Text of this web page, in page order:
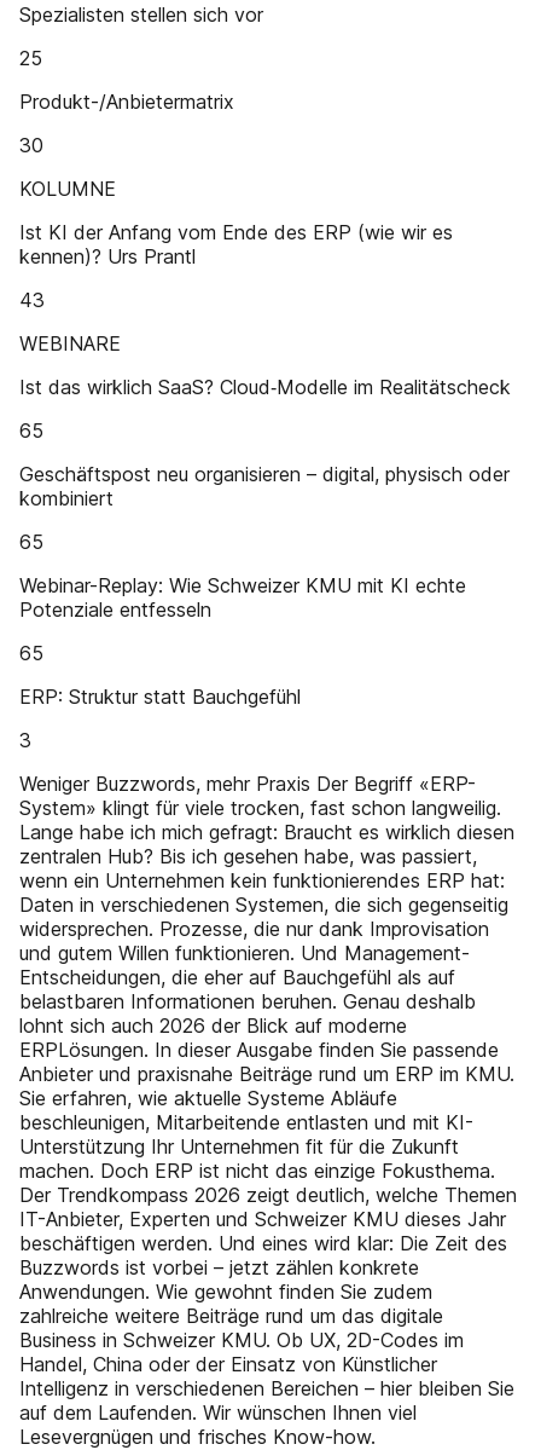
Spezialisten stellen sich vor
25
Produkt-/Anbietermatrix
30
KOLUMNE
Ist KI der Anfang vom Ende des ERP (wie wir es
kennen)? Urs Prantl
43
WEBINARE
Ist das wirklich SaaS? Cloud‑Modelle im Realitätscheck
65
Geschäftspost neu organisieren – digital, physisch oder
kombiniert
65
Webinar-Replay: Wie Schweizer KMU mit KI echte
Potenziale entfesseln
65
ERP: Struktur statt Bauchgefühl
3
Weniger Buzzwords, mehr Praxis Der Begriff «ERP-
System» klingt für viele trocken, fast schon langweilig.
Lange habe ich mich gefragt: Braucht es wirklich diesen
zentralen Hub? Bis ich gesehen habe, was passiert,
wenn ein Unternehmen kein funktionierendes ERP hat:
Daten in verschiedenen Systemen, die sich gegenseitig
widersprechen. Prozesse, die nur dank Improvisation
und gutem Willen funktionieren. Und Management-
Entscheidungen, die eher auf Bauchgefühl als auf
belastbaren Informationen beruhen. Genau deshalb
lohnt sich auch 2026 der Blick auf moderne
ERPLösungen. In dieser Ausgabe finden Sie passende
Anbieter und praxisnahe Beiträge rund um ERP im KMU.
Sie erfahren, wie aktuelle Systeme Abläufe
beschleunigen, Mitarbeitende entlasten und mit KI-
Unterstützung Ihr Unternehmen fit für die Zukunft
machen. Doch ERP ist nicht das einzige Fokusthema.
Der Trendkompass 2026 zeigt deutlich, welche Themen
IT-Anbieter, Experten und Schweizer KMU dieses Jahr
beschäftigen werden. Und eines wird klar: Die Zeit des
Buzzwords ist vorbei – jetzt zählen konkrete
Anwendungen. Wie gewohnt finden Sie zudem
zahlreiche weitere Beiträge rund um das digitale
Business in Schweizer KMU. Ob UX, 2D-Codes im
Handel, China oder der Einsatz von Künstlicher
Intelligenz in verschiedenen Bereichen – hier bleiben Sie
auf dem Laufenden. Wir wünschen Ihnen viel
Lesevergnügen und frisches Know-how.